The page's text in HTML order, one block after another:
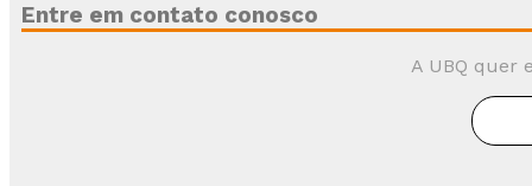
Entre em contato conosco
A UBQ quer